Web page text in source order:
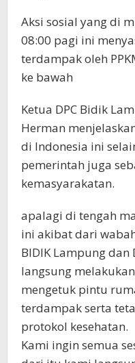
Aksi sosial yang di
08:00 pagi ini
terdampak oleh
ke bawah
Ketua DPC Bidik
Herman
di Indonesia ini
pemerintah juga
kemasyarakatan.
apalagi di tengah
ini akibat dari
BIDIK Lampung dan
langsung
mengetuk pintu
terdampak serta
protokol kesehatan.
Kami ingin semua